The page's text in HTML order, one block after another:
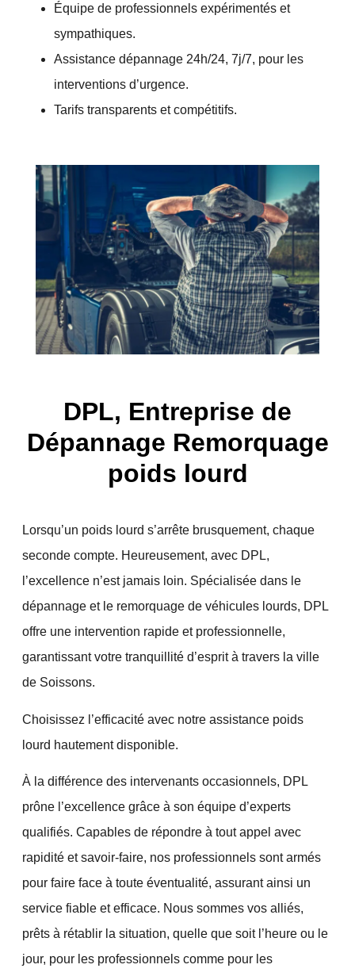
Équipe de professionnels expérimentés et
sympathiques.
Assistance dépannage 24h/24, 7j/7, pour les
interventions d’urgence.
Tarifs transparents et compétitifs.
DPL, Entreprise de
Dépannage Remorquage
poids lourd
Lorsqu’un poids lourd s’arrête brusquement, chaque
seconde compte. Heureusement, avec DPL,
l’excellence n’est jamais loin. Spécialisée dans le
dépannage et le remorquage de véhicules lourds, DPL
offre une intervention rapide et professionnelle,
garantissant votre tranquillité d’esprit à travers la ville
de Soissons.
Choisissez l’efficacité avec notre assistance poids
lourd hautement disponible.
À la différence des intervenants occasionnels, DPL
prône l’excellence grâce à son équipe d’experts
qualifiés. Capables de répondre à tout appel avec
rapidité et savoir-faire, nos professionnels sont armés
pour faire face à toute éventualité, assurant ainsi un
service fiable et efficace. Nous sommes vos alliés,
prêts à rétablir la situation, quelle que soit l’heure ou le
jour, pour les professionnels comme pour les